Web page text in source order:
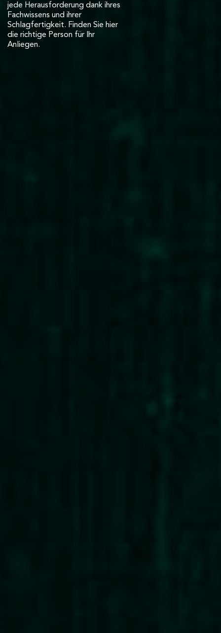
jede Herausforderung dank ihres
Fachwissens und ihrer
Schlagfertigkeit. Finden Sie hier
die richtige Person für Ihr
Anliegen.